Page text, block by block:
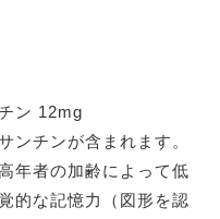
ン 12mg
ンチンが含まれます。
年者の加齢によって低
的な記憶力（図形を認